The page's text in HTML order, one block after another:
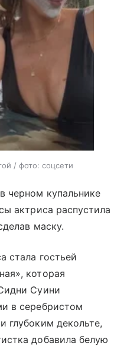
/ фото: соцсети
черном купальнике
актриса распустила
маску.
стала гостьей
которая
Суини
в серебристом
глубоким декольте,
добавила белую